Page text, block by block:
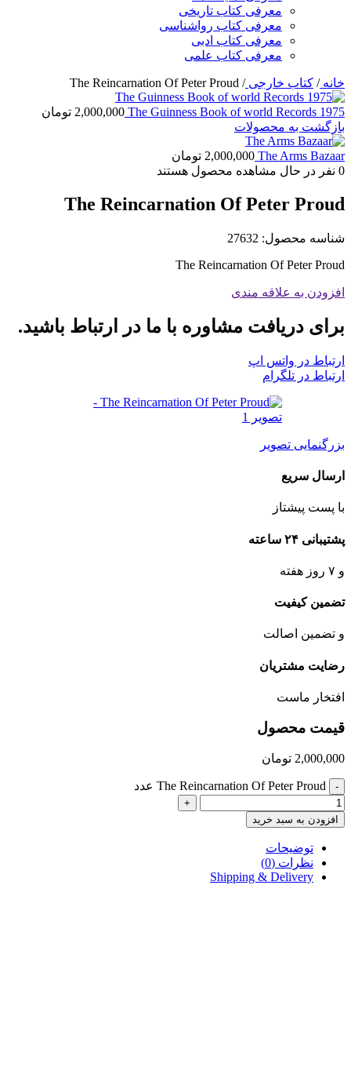
معرفی کتاب تاریخی
معرفی کتاب رواشناسی
معرفی کتاب ادبی
معرفی کتاب علمی
خانه/ کتاب خارجی/
The Reincarnation Of Peter Proud
The Guinness Book of world Records 1975
2,000,000 تومان
بازگشت به محصولات
The Arms Bazaar
2,000,000 تومان
0 نفر در حال مشاهده محصول هستند
The Reincarnation Of Peter Proud
شناسه محصول: 27632
The Reincarnation Of Peter Proud
افزودن به علاقه مندی
برای دریافت مشاوره با ما در ارتباط باشید.
ارتباط در واتس اپ
ارتباط در تلگرام
بزرگنمایی تصویر
ارسال سریع
با پست پیشتاز
پشتیبانی ۲۴ ساعته
و ۷ روز هفته
تضمین کیفیت
و تضمین اصالت
رضایت مشتریان
افتخار ماست
قیمت محصول
2,000,000 تومان
- The Reincarnation Of Peter Proud عدد
+
افزودن به سبد خرید
توضیحات
نظرات (0)
Shipping & Delivery